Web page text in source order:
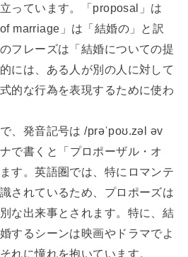
っています。「proposal」は
marriage」は「結婚の」と訳
フレーズは「結婚についての提
には、ある人が別の人に対して
的な行為を表現するために使わ
、発音記号は /prəˈpoʊ.zəl əv
で書くと「プロポーザル・オ
す。英語圏では、特にロマンテ
されているため、プロポーズは
な出来事とされます。特に、結
するシーンは映画やドラマでよ
れに憧れを抱いています。